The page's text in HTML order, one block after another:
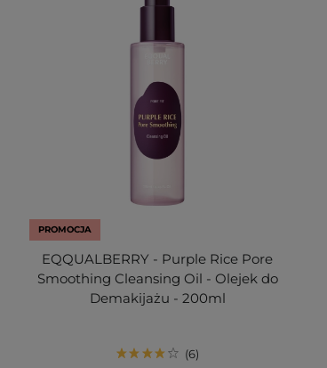
PROMOCJA
EQQUALBERRY - Purple Rice Pore
Smoothing Cleansing Oil - Olejek do
Demakijażu - 200ml
6